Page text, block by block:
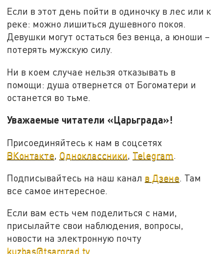
Если в этот день пойти в одиночку в лес или к
реке: можно лишиться душевного покоя.
Девушки могут остаться без венца, а юноши –
потерять мужскую силу.
Ни в коем случае нельзя отказывать в
помощи: душа отвернется от Богоматери и
останется во тьме.
Уважаемые читатели «Царьграда»!
Присоединяйтесь к нам в соцсетях
ВКонтакте, Одноклассники, Telegram.
Подписывайтесь на наш канал в Дзене . Там
все самое интересное.
Если вам есть чем поделиться с нами,
присылайте свои наблюдения, вопросы,
новости на электронную почту
kuzbas@tsargrad.tv